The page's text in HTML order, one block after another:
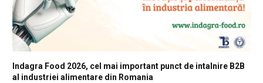
Indagra Food 2026, cel mai important punct de intalnire B2B
al industriei alimentare din Romania